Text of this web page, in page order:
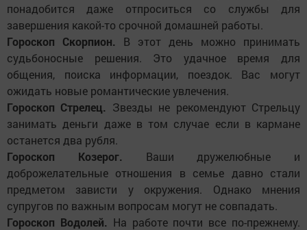
понадобится даже отпроситься со службы для
завершения какой-то срочной домашней работы.
Гороскоп Скорпион. В этот день можно принимать
судьбоносные решения. Это удачное время для
общения, поиска информации, поездок. Вас могут
ожидать новые романтические увлечения.
Гороскоп Стрелец. Звезды не рекомендуют Стрельцу
занимать деньги даже в том случае если в кармане
останется два рубля.
Гороскоп Козерог. Ваши дружелюбные и
доброжелательные отношения в семье давно стали
предметом зависти у окружения. Однако мнения
супругов по важным вопросам могут не совпадать.
Гороскоп Водолей. На работе почти все по-прежнему.